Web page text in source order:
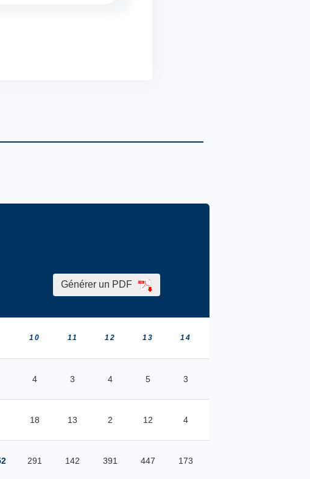
Générer un PDF
10 11 12 13 14
4 3 4 5 3
18 13 2 12 4
291 142 391 447 173